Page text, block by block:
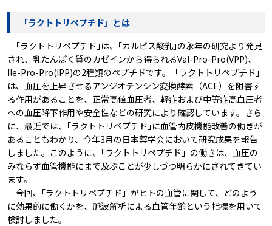
「ラクトトリペプチド」とは
｢ラクトトリペプチド｣は、｢カルピス酸乳｣の永年の研究より発見
され、乳たんぱく質のカゼインから得られるVal-Pro-Pro(VPP)、
Ile-Pro-Pro(IPP)の2種類のペプチドです。「ラクトトリペプチド」
は、血圧を上昇させるアンジオテンシン変換酵素（ACE）を阻害す
る作用があることを、正常高値血圧者、軽症および中等症高血圧者
への血圧降下作用や安全性などの研究により確認しています。さら
に、最近では、｢ラクトトリペプチド｣に血管内皮機能改善の働きが
あることもわかり、今年3月の日本薬学会において研究成果を報告
しました。このように、｢ラクトトリペプチド」の働きは、血圧の
みならず血管機能にまで及ぶことが少しづつ明らかにされてきてい
ます。
今回、｢ラクトトリペプチド」がヒトの血管に関して、どのよう
に効果的に働くかを、脈波解析による血管年齢という指標を用いて
検討しました。